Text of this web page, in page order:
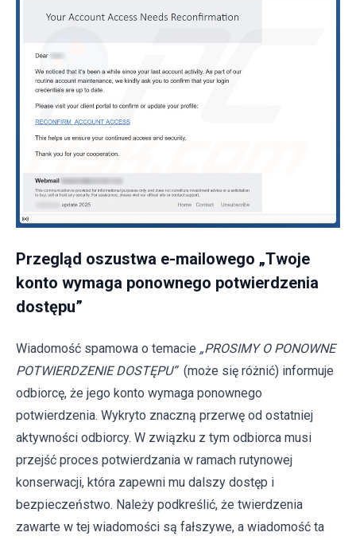
Przegląd oszustwa e-mailowego „Twoje
konto wymaga ponownego potwierdzenia
dostępu”
Wiadomość spamowa o temacie „PROSIMY O PONOWNE
POTWIERDZENIE DOSTĘPU” (może się różnić) informuje
odbiorcę, że jego konto wymaga ponownego
potwierdzenia. Wykryto znaczną przerwę od ostatniej
aktywności odbiorcy. W związku z tym odbiorca musi
przejść proces potwierdzania w ramach rutynowej
konserwacji, która zapewni mu dalszy dostęp i
bezpieczeństwo. Należy podkreślić, że twierdzenia
zawarte w tej wiadomości są fałszywe, a wiadomość ta